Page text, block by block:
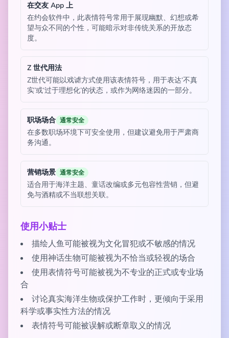
在交友 App 上
在约会软件中，此表情符号常用于展现幽默、幻想或希
望与众不同的个性，可能暗示对非传统关系的开放态
度。
Z 世代用法
Z世代可能以戏谑方式使用该表情符号，用于表达‘不真
实’或‘过于理想化’的状态，或作为网络迷因的一部分。
职场场合 通常安全
在多数职场环境下可安全使用，但建议避免用于严肃商
务沟通。
营销场景 通常安全
适合用于海洋主题、童话改编或多元包容性营销，但避
免与酒精或不当联想关联。
使用小贴士
描绘人鱼可能被视为文化冒犯或不敏感的情况
使用神话生物可能被视为不恰当或轻视的场合
使用表情符号可能被视为不专业的正式或专业场
合
讨论真实海洋生物或保护工作时，更倾向于采用
科学或事实性方法的情况
表情符号可能被误解或断章取义的情况